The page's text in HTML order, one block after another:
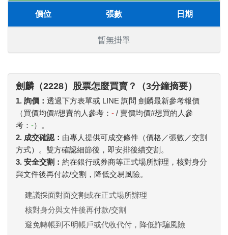
價位 張數 日期
暫無掛單
劍麟（2228）股票怎麼買賣？（3分鐘摘要）
1. 詢價： 透過下方表單或 LINE 詢問 劍麟最新參考報價
（買價均價#想賣的人參考： - / 賣價均價#想買的人參
考： -）。
2. 成交確認： 由專人提供可成交條件（價格／張數／交割
方式）。雙方確認細節後，即安排後續交割。
3. 安全交割： 約在銀行或券商等正式場所辦理，核對身分
與文件後再付款/交割，降低交易風險。
建議採面對面交割或在正式場所辦理
核對身分與文件後再付款/交割
避免轉帳到不明帳戶或代收代付，降低詐騙風險